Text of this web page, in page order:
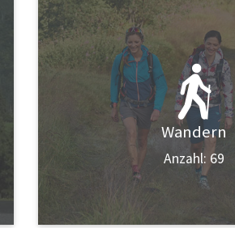
Wandern
Anzahl: 69